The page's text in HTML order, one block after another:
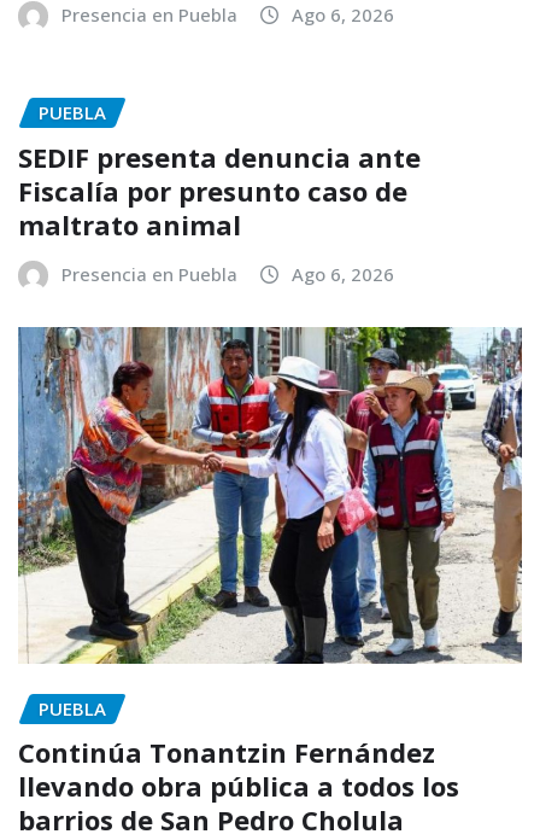
Presencia en Puebla Ago 6, 2026
PUEBLA
SEDIF presenta denuncia ante
Fiscalía por presunto caso de
maltrato animal
Presencia en Puebla Ago 6, 2026
PUEBLA
Continúa Tonantzin Fernández
llevando obra pública a todos los
barrios de San Pedro Cholula